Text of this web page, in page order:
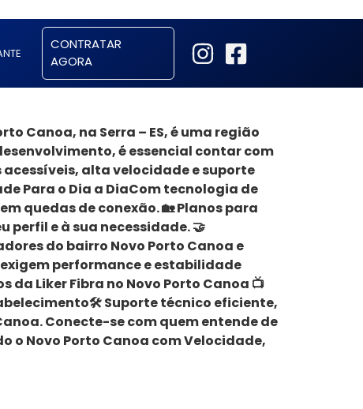
CONTRATAR
AGORA
Canoa, na Serra – ES, é uma região
é essencial contar com
alta velocidade e suporte
Para o Dia a DiaCom tecnologia de
quedas de conexão. 🏡 Planos para
perfil e à sua necessidade. 🤝
do bairro Novo Porto Canoa e
exigem performance e estabilidade
Liker Fibra no Novo Porto Canoa 📺
Suporte técnico eficiente,
Conecte-se com quem entende de
o Novo Porto Canoa com Velocidade,